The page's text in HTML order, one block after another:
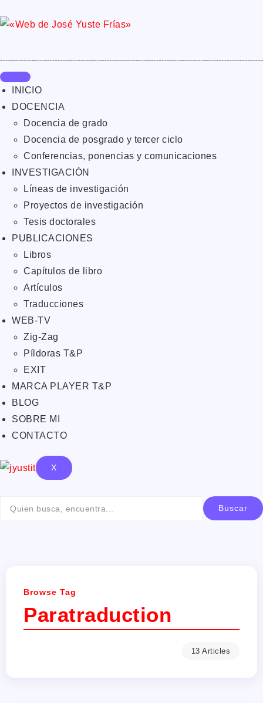
INICIO
DOCENCIA
Docencia de grado
Docencia de posgrado y tercer ciclo
Conferencias, ponencias y comunicaciones
INVESTIGACIÓN
Líneas de investigación
Proyectos de investigación
Tesis doctorales
PUBLICACIONES
Libros
Capítulos de libro
Artículos
Traducciones
WEB-TV
Zig-Zag
Píldoras T&P
EXIT
MARCA PLAYER T&P
BLOG
SOBRE MI
CONTACTO
X
Buscar
Browse Tag
Paratraduction
13 Articles